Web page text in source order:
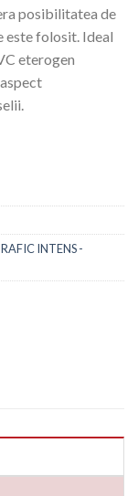
posibilitatea de
este folosit. Ideal
eterogen
INTENS -